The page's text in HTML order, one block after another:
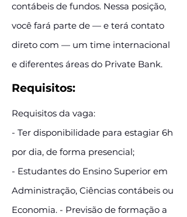
contábeis de fundos. Nessa posição,
você fará parte de — e terá contato
direto com — um time internacional
e diferentes áreas do Private Bank.
Requisitos:
Requisitos da vaga:
- Ter disponibilidade para estagiar 6h
por dia, de forma presencial;
- Estudantes do Ensino Superior em
Administração, Ciências contábeis ou
Economia. - Previsão de formação a